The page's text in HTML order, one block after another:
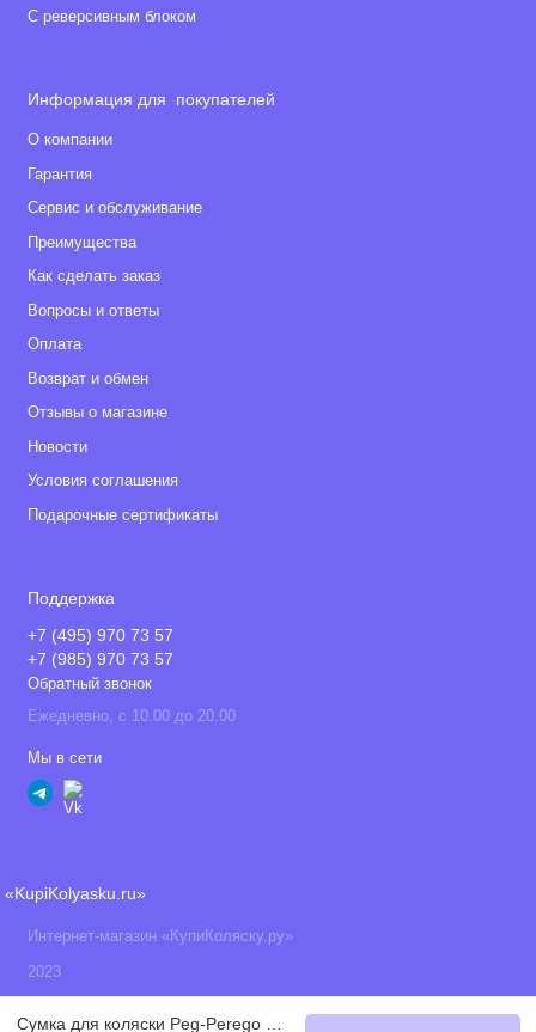
С реверсивным блоком
Информация для покупателей
О компании
Гарантия
Сервис и обслуживание
Преимущества
Как сделать заказ
Вопросы и ответы
Оплата
Возврат и обмен
Отзывы о магазине
Новости
Условия соглашения
Подарочные сертификаты
Поддержка
+7 (495) 970 73 57
+7 (985) 970 73 57
Обратный звонок
Ежедневно, с 10.00 до 20.00
Мы в сети
«KupiKolyasku.ru»
Интернет-магазин «КупиКоляску.ру»
2023